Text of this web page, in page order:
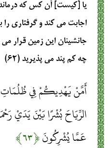
يا [كيست] آن كس كه
اجابت مى ‏كند و گرفتارى
جانشينان اين زمين قرار
چه كم پند مى ‏پذيريد (۶۲)
أَمَّنْ يَهْدِيكُمْ فِي ظُلُمَاتِ
الرِّيَاحَ بُشْرًا بَيْنَ يَدَيْ
عَمَّا يُشْرِكُونَ﴿۶۳﴾